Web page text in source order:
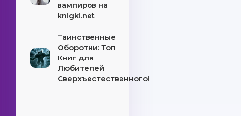
вампиров на
knigki.net
Таинственные
Оборотни: Топ
Книг для
Любителей
Сверхъестественного!